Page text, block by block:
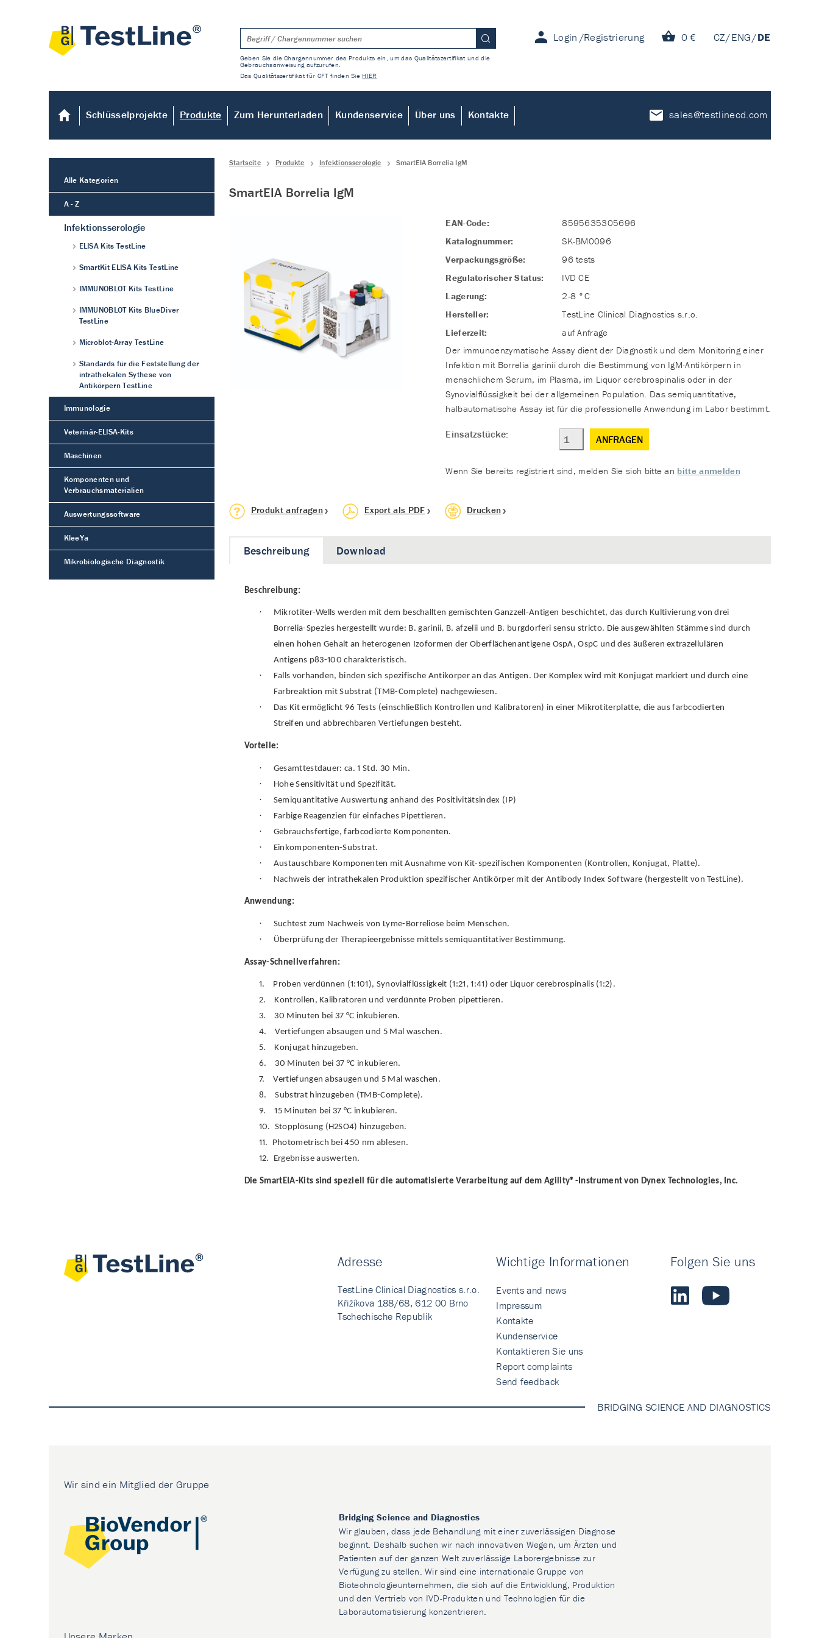
Login Registrierung 0 € CZ ENG DE
Geben Sie die Chargennummer des Produkts ein, um das Qualitätszertifikat und die
Gebrauchsanweisung aufzurufen.
Das Qualitätszertifikat für CFT finden Sie HIER
Schlüsselprojekte Produkte Zum Herunterladen Kundenservice Über uns Kontakte sales@testlinecd.com
Startseite Produkte Infektionsserologie SmartEIA Borrelia IgM
SmartEIA Borrelia IgM
EAN-Code:
8595635305696
Katalognummer:
SK-BM0096
Verpackungsgröße:
96 tests
Regulatorischer Status:
IVD CE
Lagerung:
2-8 °C
Hersteller:
TestLine Clinical Diagnostics s.r.o.
Lieferzeit:
auf Anfrage
Der immunoenzymatische Assay dient der Diagnostik und dem Monitoring einer
Infektion mit Borrelia garinii durch die Bestimmung von IgM-Antikörpern in
menschlichem Serum, im Plasma, im Liquor cerebrospinalis oder in der
Synovialflüssigkeit bei der allgemeinen Population. Das semiquantitative,
halbautomatische Assay ist für die professionelle Anwendung im Labor bestimmt.
Einsatzstücke: ANFRAGEN
Wenn Sie bereits registriert sind, melden Sie sich bitte an bitte anmelden
Produkt anfragen Export als PDF Drucken
Beschreibung
Beschreibung:
·
Mikrotiter-Wells werden mit dem beschallten gemischten Ganzzell-Antigen beschichtet, das durch Kultivierung von drei
Borrelia-Spezies hergestellt wurde: B. garinii, B. afzelii und B. burgdorferi sensu stricto. Die ausgewählten Stämme sind durch
einen hohen Gehalt an heterogenen Izoformen der Oberflächenantigene OspA, OspC und des äußeren extrazellulären
Antigens p83-100 charakteristisch.
·
Falls vorhanden, binden sich spezifische Antikörper an das Antigen. Der Komplex wird mit Konjugat markiert und durch eine
Farbreaktion mit Substrat (TMB-Complete) nachgewiesen.
·
Das Kit ermöglicht 96 Tests (einschließlich Kontrollen und Kalibratoren) in einer Mikrotiterplatte, die aus farbcodierten
Streifen und abbrechbaren Vertiefungen besteht.
Vorteile:
· Gesamttestdauer: ca. 1 Std. 30 Min.
· Hohe Sensitivität und Spezifität.
· Semiquantitative Auswertung anhand des Positivitätsindex (IP)
· Farbige Reagenzien für einfaches Pipettieren.
· Gebrauchsfertige, farbcodierte Komponenten.
· Einkomponenten-Substrat.
· Austauschbare Komponenten mit Ausnahme von Kit-spezifischen Komponenten (Kontrollen, Konjugat, Platte).
· Nachweis der intrathekalen Produktion spezifischer Antikörper mit der Antibody Index Software (hergestellt von TestLine).
Anwendung:
· Suchtest zum Nachweis von Lyme-Borreliose beim Menschen.
· Überprüfung der Therapieergebnisse mittels semiquantitativer Bestimmung.
Assay-Schnellverfahren:
1.
Proben verdünnen (1:101), Synovialflüssigkeit (1:21, 1:41) oder Liquor cerebrospinalis (1:2).
2.
Kontrollen, Kalibratoren und verdünnte Proben pipettieren.
3.
30 Minuten bei 37 °C inkubieren.
4.
Vertiefungen absaugen und 5 Mal waschen.
5.
Konjugat hinzugeben.
6.
30 Minuten bei 37 °C inkubieren.
7.
Vertiefungen absaugen und 5 Mal waschen.
8.
Substrat hinzugeben (TMB-Complete).
9.
15 Minuten bei 37 °C inkubieren.
10. Stopplösung (H2SO4) hinzugeben.
11.
Photometrisch bei 450 nm ablesen.
12.
Ergebnisse auswerten.
Die SmartEIA-Kits sind speziell für die automatisierte Verarbeitung auf dem Agility®-Instrument von Dynex Technologies, Inc.
Download
Alle Kategorien
A - Z
Infektionsserologie
ELISA Kits TestLine
SmartKit ELISA Kits TestLine
IMMUNOBLOT Kits TestLine
IMMUNOBLOT Kits BlueDiver
TestLine
Microblot-Array TestLine
Standards für die Feststellung der
intrathekalen Sythese von
Antikörpern TestLine
Immunologie
Veterinär-ELISA-Kits
Maschinen
Komponenten und
Verbrauchsmaterialien
Auswertungssoftware
KleeYa
Mikrobiologische Diagnostik
Adresse
TestLine Clinical Diagnostics s.r.o.
Křižíkova 188/68, 612 00 Brno
Tschechische Republik
Wichtige Informationen
Events and news
Impressum
Kontakte
Kundenservice
Kontaktieren Sie uns
Report complaints
Send feedback
Folgen Sie uns
BRIDGING SCIENCE AND DIAGNOSTICS
Wir sind ein Mitglied der Gruppe
Bridging Science and Diagnostics
Wir glauben, dass jede Behandlung mit einer zuverlässigen Diagnose
beginnt. Deshalb suchen wir nach innovativen Wegen, um Ärzten und
Patienten auf der ganzen Welt zuverlässige Laborergebnisse zur
Verfügung zu stellen. Wir sind eine internationale Gruppe von
Biotechnologieunternehmen, die sich auf die Entwicklung, Produktion
und den Vertrieb von IVD-Produkten und Technologien für die
Laborautomatisierung konzentrieren.